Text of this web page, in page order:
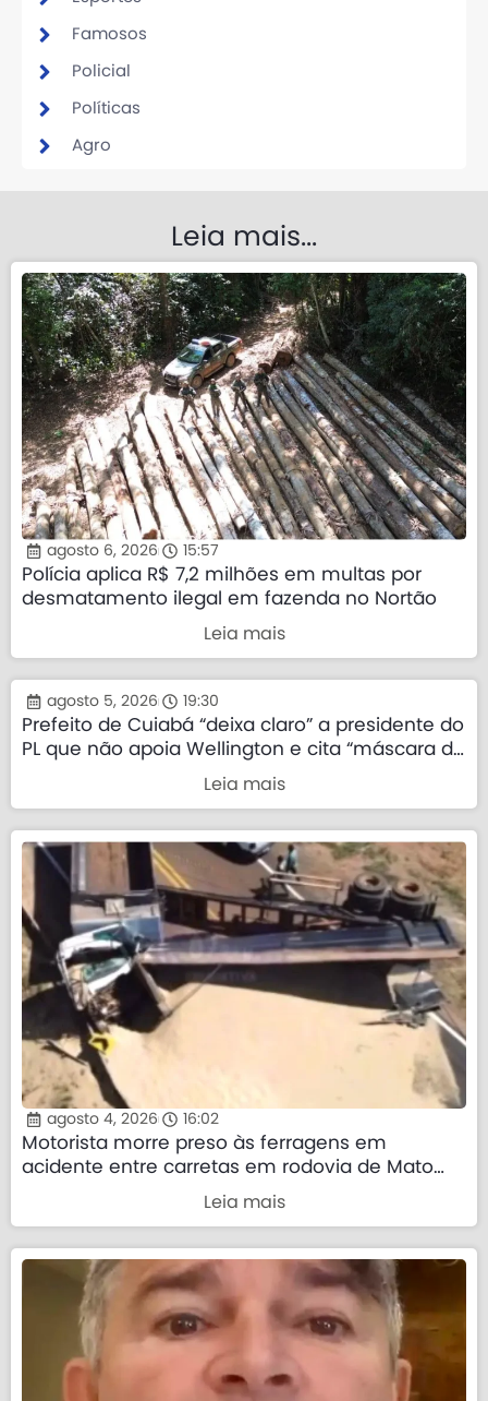
Famosos
Policial
Políticas
Agro
Leia mais...
agosto 6, 2026 15:57
Polícia aplica R$ 7,2 milhões em multas por
desmatamento ilegal em fazenda no Nortão
Leia mais
agosto 5, 2026 19:30
Prefeito de Cuiabá “deixa claro” a presidente do
PL que não apoia Wellington e cita “máscara da
Leia mais
agosto 4, 2026 16:02
Motorista morre preso às ferragens em
acidente entre carretas em rodovia de Mato
Leia mais